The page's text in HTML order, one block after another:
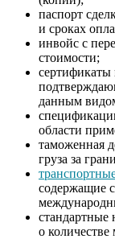
паспорт
и сроках
инвойс с
стоимости;
сертификаты
данным
области
таможенная
груза за
содержащие
стандартные
о количестве